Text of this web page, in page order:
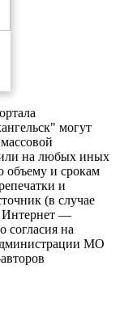
могут
на любых иных
объему и срокам
и
(в случае
Интернет —
согласия на
МО